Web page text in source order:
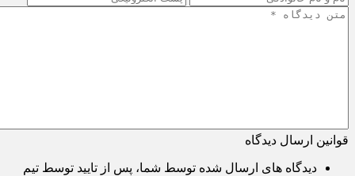
قوانین ارسال دیدگاه
دیدگاه های ارسال شده توسط شما، پس از تایید توسط تیم